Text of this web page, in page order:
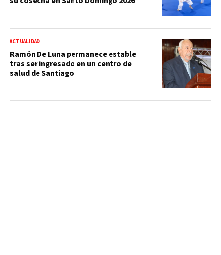
ACTUALIDAD
Ramón De Luna permanece estable
tras ser ingresado en un centro de
salud de Santiago